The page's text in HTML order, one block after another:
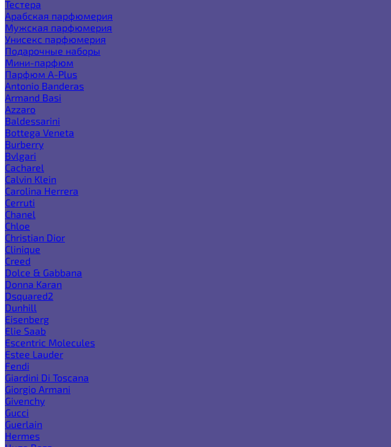
Тестера
Арабская парфюмерия
Мужская парфюмерия
Унисекс парфюмерия
Подарочные наборы
Мини-парфюм
Парфюм A-Plus
Antonio Banderas
Armand Basi
Azzaro
Baldessarini
Bottega Veneta
Burberry
Bvlgari
Cacharel
Calvin Klein
Carolina Herrera
Cerruti
Chanel
Chloe
Christian Dior
Clinique
Creed
Dolce & Gabbana
Donna Karan
Dsquared2
Dunhill
Eisenberg
Elie Saab
Escentric Molecules
Estee Lauder
Fendi
Giardini Di Toscana
Giorgio Armani
Givenchy
Gucci
Guerlain
Hermes